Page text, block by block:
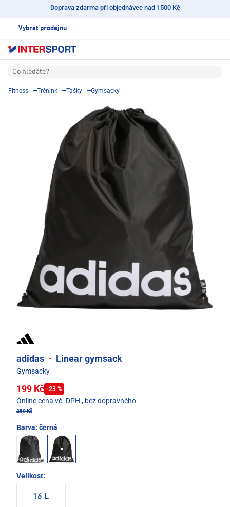
Doprava zdarma při objednávce nad 1500 Kč
Vybrat prodejnu
Co hledáte?
Fitness Trénink Tašky Gymsacky
adidas · Linear gymsack
Gymsacky
199 Kč -23 %
Online cena vč. DPH , bezdopravného
259 Kč
Barva: černá
Velikost:
16 L